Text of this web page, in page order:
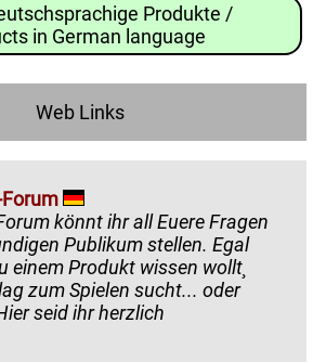
Produkte /
in German language
Web Links
könnt ihr all Euere Fragen
Publikum stellen. Egal
zum Spielen sucht... oder
ihr herzlich